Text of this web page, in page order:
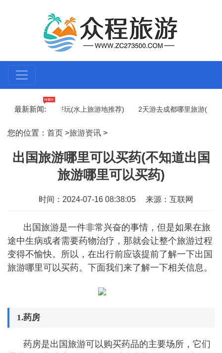
最新新闻:
水上旅游哪里好玩(水上旅游地推荐) 2天游去成都哪里旅游(2天游
畅游) 年轻人去海南哪里旅游最好(推荐年轻人去海南旅游的几个好
您的位置： 首页 >旅游资讯 >
出国旅游哪里可以买药(不知道出国
旅游哪里可以买药)
时间：2024-07-16 08:38:05 来源：互联网
出国旅游是一件非常兴奋的事情，但是如果在旅
途中生病或者需要药物治疗，那就会让整个旅游过程
变得不愉快。所以，在出行前应该提前了解一下出国
旅游哪里可以买药。下面我们来了解一下相关信息。
1.药房
药房是出国旅游可以购买药品的主要场所，它们